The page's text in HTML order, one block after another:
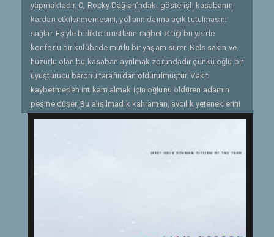
yapmaktadır. O, Rocky Dağları’ndaki gösterişli kasabanın
kardan etkilenmemesini, yolların daima açık tutulmasını
sağlar. Eşiyle birlikte turistlerin rağbet ettiği bu yerde
konforlu bir kulübede mutlu bir yaşam sürer. Nels sakin ve
huzurlu olan bu kasaban ayrılmak zorundadır çünkü oğlu bir
uyuşturucu baronu tarafından öldürülmüştür. Vakit
kaybetmeden intikam almak için oğlunu öldüren adamın
peşine düşer. Bu alışılmadık kahraman, avcılık yeteneklerini
kullanarak sıradan bir insandan yetenekli bir katile dönüşür